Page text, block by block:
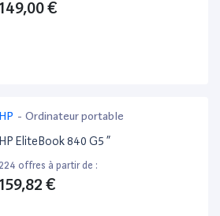
€
HP - Ordinateur portable
HP EliteBook 840 G5 ”
offres à partir de :
€